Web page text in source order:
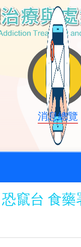
消息總覽
竄台 食